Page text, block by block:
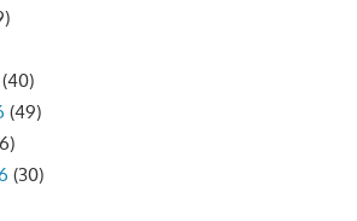
(40)
(49)
(30)